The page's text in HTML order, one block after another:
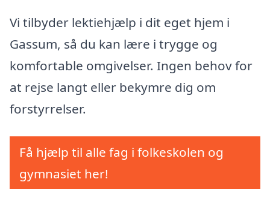
Vi tilbyder lektiehjælp i dit eget hjem i
Gassum, så du kan lære i trygge og
komfortable omgivelser. Ingen behov for
at rejse langt eller bekymre dig om
forstyrrelser.
Få hjælp til alle fag i folkeskolen og
gymnasiet her!